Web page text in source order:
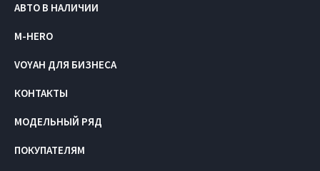
АВТО В НАЛИЧИИ
M-HERO
VOYAH ДЛЯ БИЗНЕСА
КОНТАКТЫ
МОДЕЛЬНЫЙ РЯД
ПОКУПАТЕЛЯМ